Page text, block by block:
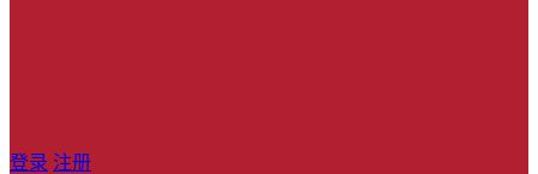
登录 注册